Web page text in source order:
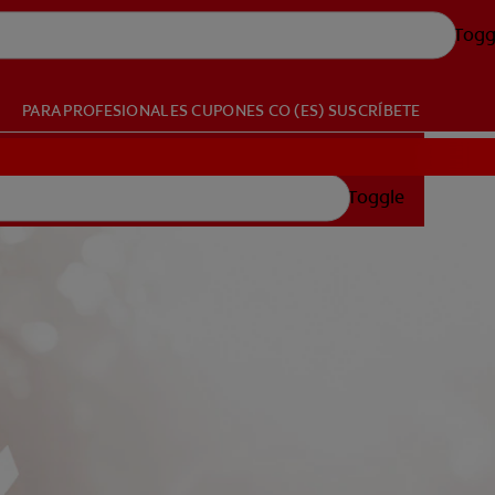
PARA PROFESIONALESCUPONES CO (ES) SUSCRÍBETE
Toggle